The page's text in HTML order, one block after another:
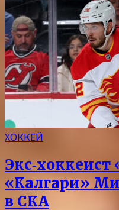
ХОККЕЙ
Экс‑хоккеист
«Калгари»
в СКА